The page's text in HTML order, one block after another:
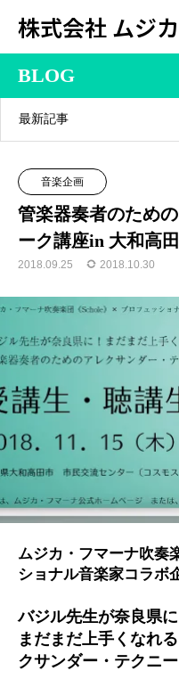
株式会社 ムジ
BLOG
最新記事
音楽企画
管楽器奏者のため
ーク講座in 大和高田
2018.09.25 2018.10.30
ムジカ・フマーナ吹
ショナル音楽家コラボ
バジル先生が奈良県に
まだまだ上手くなれ
クサンダー・テクニ